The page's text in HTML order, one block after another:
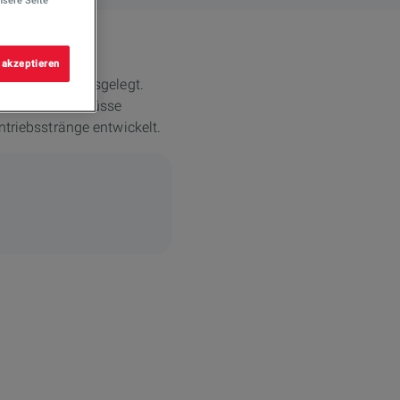
ausgelegt.
und Kurzschlüsse
entwickelt.